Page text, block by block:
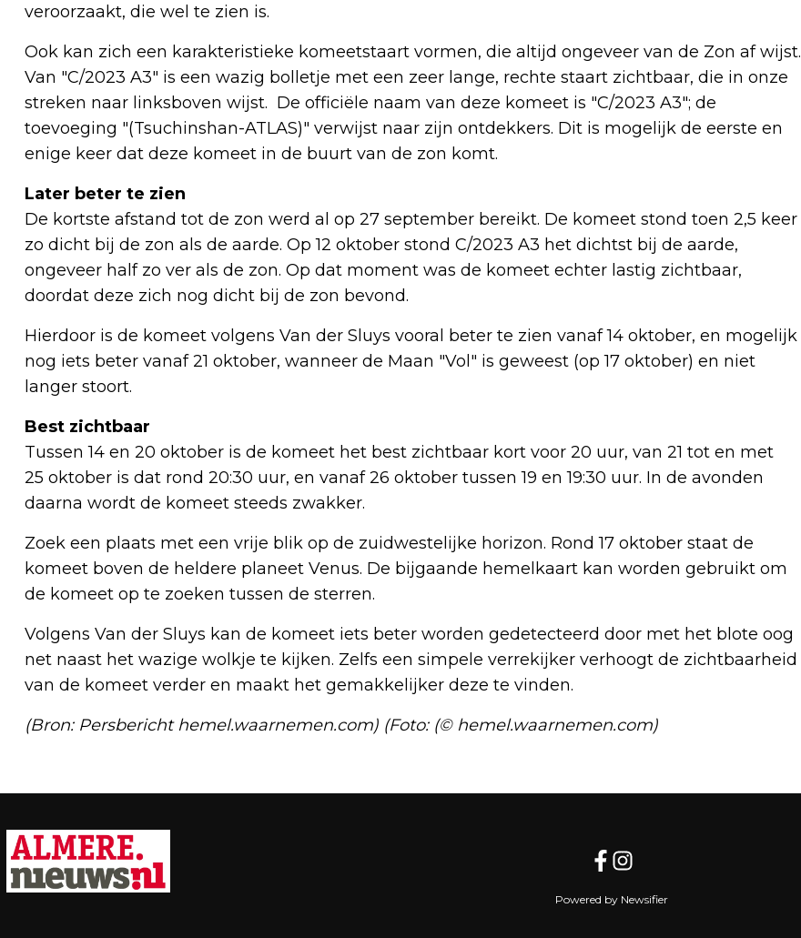
veroorzaakt, die wel te zien is.
Ook kan zich een karakteristieke komeetstaart vormen, die altijd ongeveer van de Zon af wijst.
Van "C/2023 A3" is een wazig bolletje met een zeer lange, rechte staart zichtbaar, die in onze
streken naar linksboven wijst. De officiële naam van deze komeet is "C/2023 A3"; de
toevoeging "(Tsuchinshan-ATLAS)" verwijst naar zijn ontdekkers. Dit is mogelijk de eerste en
enige keer dat deze komeet in de buurt van de zon komt.
Later beter te zien
De kortste afstand tot de zon werd al op 27 september bereikt. De komeet stond toen 2,5 keer
zo dicht bij de zon als de aarde. Op 12 oktober stond C/2023 A3 het dichtst bij de aarde,
ongeveer half zo ver als de zon. Op dat moment was de komeet echter lastig zichtbaar,
doordat deze zich nog dicht bij de zon bevond.
Hierdoor is de komeet volgens Van der Sluys vooral beter te zien vanaf 14 oktober, en mogelijk
nog iets beter vanaf 21 oktober, wanneer de Maan "Vol" is geweest (op 17 oktober) en niet
langer stoort.
Best zichtbaar
Tussen 14 en 20 oktober is de komeet het best zichtbaar kort voor 20 uur, van 21 tot en met
25 oktober is dat rond 20:30 uur, en vanaf 26 oktober tussen 19 en 19:30 uur. In de avonden
daarna wordt de komeet steeds zwakker.
Zoek een plaats met een vrije blik op de zuidwestelijke horizon. Rond 17 oktober staat de
komeet boven de heldere planeet Venus. De bijgaande hemelkaart kan worden gebruikt om
de komeet op te zoeken tussen de sterren.
Volgens Van der Sluys kan de komeet iets beter worden gedetecteerd door met het blote oog
net naast het wazige wolkje te kijken. Zelfs een simpele verrekijker verhoogt de zichtbaarheid
van de komeet verder en maakt het gemakkelijker deze te vinden.
(Bron: Persbericht hemel.waarnemen.com) (Foto: (© hemel.waarnemen.com)
RAADSENQUÊTE GAAT
MILJOENENSTROP FLORIADE BEKIJKEN
KENNISMARKT PALLIATIEVE ZORG
Powered by Newsifier